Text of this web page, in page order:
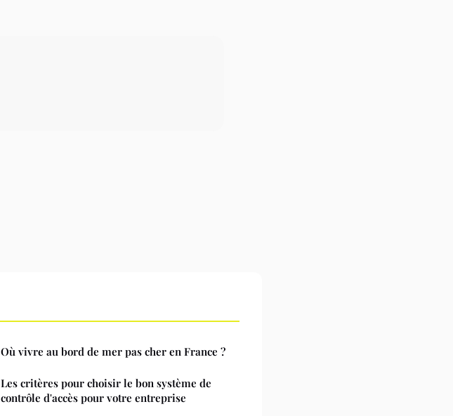
Où vivre au bord de mer pas cher en France ?
Les critères pour choisir le bon système de
contrôle d'accès pour votre entreprise